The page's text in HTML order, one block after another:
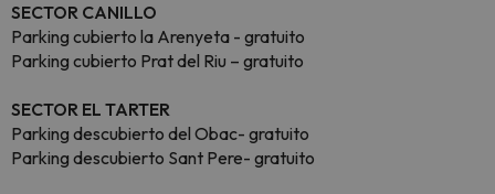
SECTOR CANILLO
Parking cubierto la Arenyeta - gratuito
Parking cubierto Prat del Riu – gratuito
SECTOR EL TARTER
Parking descubierto del Obac- gratuito
Parking descubierto Sant Pere- gratuito